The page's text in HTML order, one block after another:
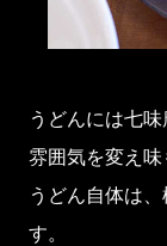
うどんには七
雰囲気を変え味
うどん自体は
す。